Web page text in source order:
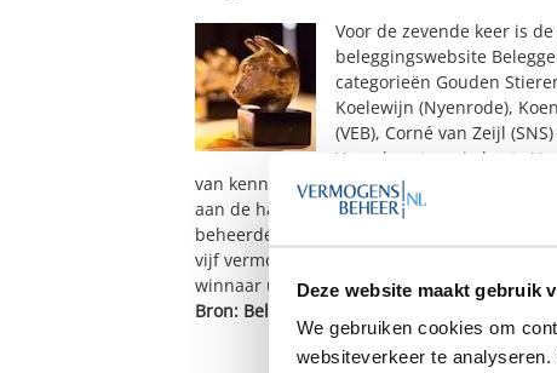
Deze website maakt gebruik
We gebruiken cookies om
websiteverkeer te
Voor de zevende keer is
beleggingswebsite
categorieën Gouden
Koelewijn (Nyenrode),
(VEB), Corné van Zeijl
Voor de categorie beste
van kennispartner Koen Laarhoven,
aan de hand van ingezonden
beheerders moesten aan de hand van een
vijf vermogensbeheerders genomineerd en
winnaar uitgekozen.
Bron: Belegger.nl